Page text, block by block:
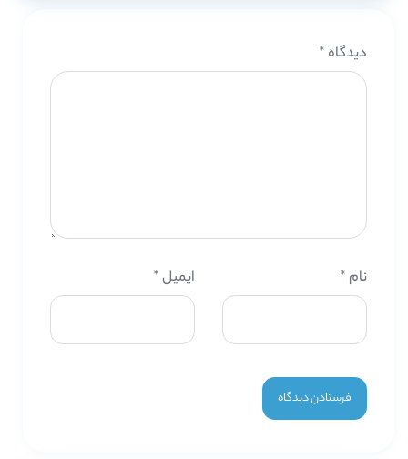
دیدگاه *
نام * ایمیل*